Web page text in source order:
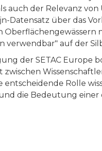
auch der Relevanz
Datensatz über das
verwendbar" auf der
der SETAC
zwischen
Rolle
die Bedeutung einer